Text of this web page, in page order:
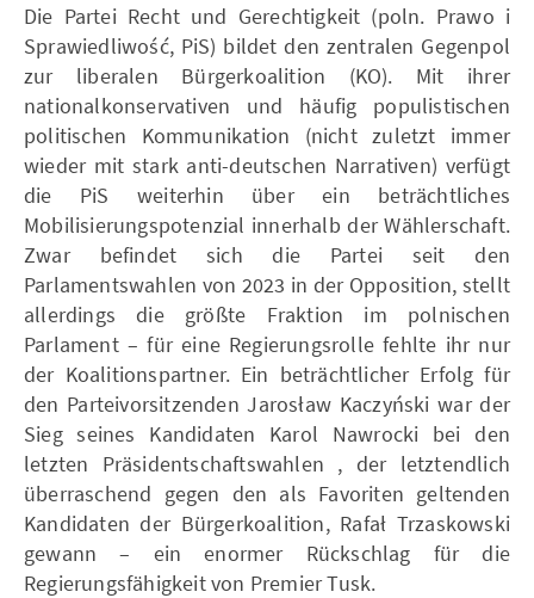
Die Partei Recht und Gerechtigkeit (poln. Prawo i
Sprawiedliwość, PiS) bildet den zentralen Gegenpol
zur liberalen Bürgerkoalition (KO). Mit ihrer
nationalkonservativen und häufig populistischen
politischen Kommunikation (nicht zuletzt immer
wieder mit stark anti-deutschen Narrativen) verfügt
die PiS weiterhin über ein beträchtliches
Mobilisierungspotenzial innerhalb der Wählerschaft.
Zwar befindet sich die Partei seit den
Parlamentswahlen von 2023 in der Opposition, stellt
allerdings die größte Fraktion im polnischen
Parlament – für eine Regierungsrolle fehlte ihr nur
der Koalitionspartner. Ein beträchtlicher Erfolg für
den Parteivorsitzenden Jarosław Kaczyński war der
Sieg seines Kandidaten Karol Nawrocki bei den
letzten Präsidentschaftswahlen , der letztendlich
überraschend gegen den als Favoriten geltenden
Kandidaten der Bürgerkoalition, Rafał Trzaskowski
gewann – ein enormer Rückschlag für die
Regierungsfähigkeit von Premier Tusk.